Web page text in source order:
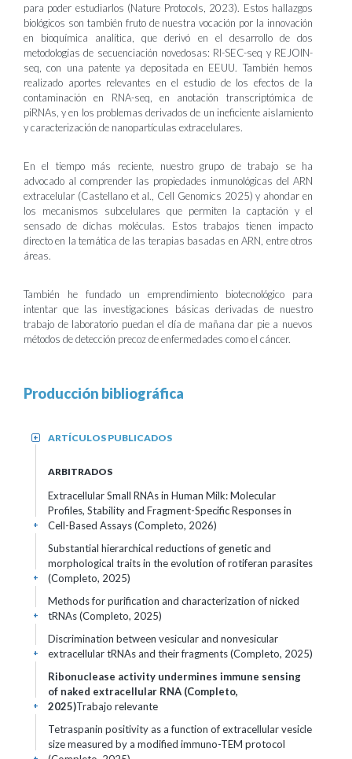
para poder estudiarlos (Nature Protocols, 2023). Estos hallazgos
biológicos son también fruto de nuestra vocación por la innovación
en bioquímica analítica, que derivó en el desarrollo de dos
metodologías de secuenciación novedosas: RI-SEC-seq y REJOIN-
seq, con una patente ya depositada en EEUU. También hemos
realizado aportes relevantes en el estudio de los efectos de la
contaminación en RNA-seq, en anotación transcriptómica de
piRNAs, y en los problemas derivados de un ineficiente aislamiento
y caracterización de nanopartículas extracelulares.
En el tiempo más reciente, nuestro grupo de trabajo se ha
advocado al comprender las propiedades inmunológicas del ARN
extracelular (Castellano et al., Cell Genomics 2025) y ahondar en
los mecanismos subcelulares que permiten la captación y el
sensado de dichas moléculas. Estos trabajos tienen impacto
directo en la temática de las terapias basadas en ARN, entre otros
áreas.
También he fundado un emprendimiento biotecnológico para
intentar que las investigaciones básicas derivadas de nuestro
trabajo de laboratorio puedan el día de mañana dar pie a nuevos
métodos de detección precoz de enfermedades como el cáncer.
Producción bibliográfica
ARTÍCULOS PUBLICADOS
+
ARBITRADOS
Extracellular Small RNAs in Human Milk: Molecular
Profiles, Stability and Fragment-Specific Responses in
Cell-Based Assays (Completo, 2026)
+
Substantial hierarchical reductions of genetic and
morphological traits in the evolution of rotiferan parasites
(Completo, 2025)
+
Methods for purification and characterization of nicked
tRNAs (Completo, 2025)
+
Discrimination between vesicular and nonvesicular
extracellular tRNAs and their fragments (Completo, 2025)
+
Ribonuclease activity undermines immune sensing
of naked extracellular RNA (Completo,
2025)Trabajo relevante
+
Tetraspanin positivity as a function of extracellular vesicle
size measured by a modified immuno-TEM protocol